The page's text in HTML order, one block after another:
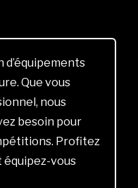
Que vous
nous
besoin pour
Profitez
équipez-vous